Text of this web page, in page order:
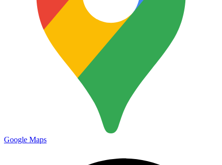
Google Maps